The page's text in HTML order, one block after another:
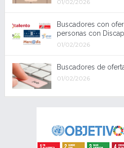
01/02/2026
Buscadores con
personas con
01/02/2026
Buscadores de
01/02/2026